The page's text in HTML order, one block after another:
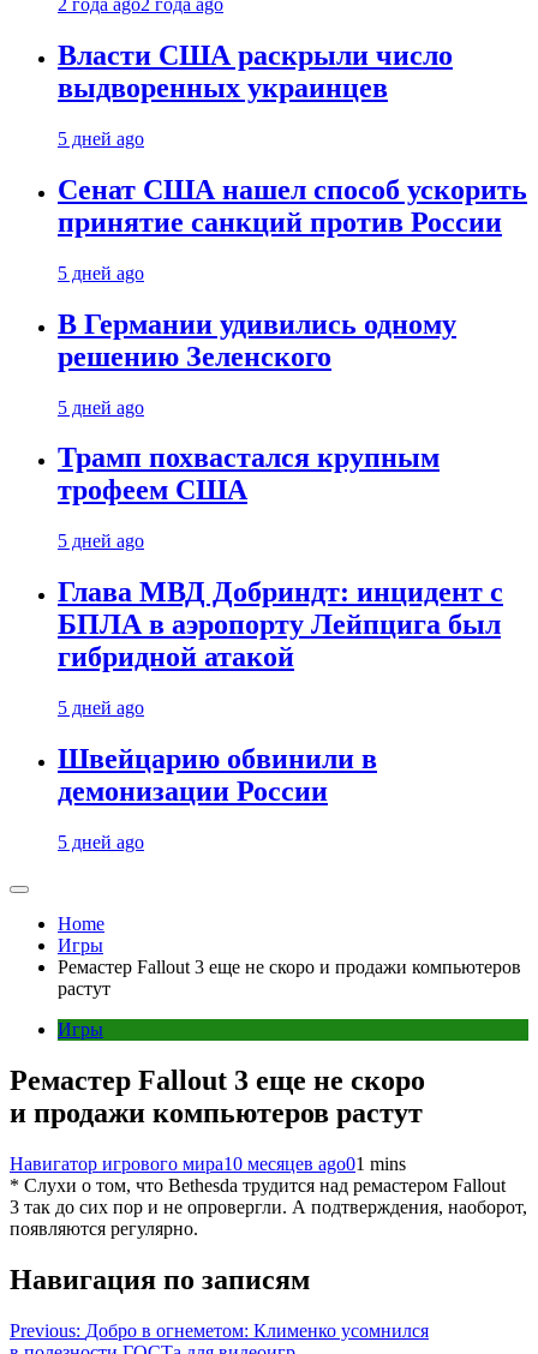
2 года ago2 года ago
Власти США раскрыли число
выдворенных украинцев
5 дней ago
Сенат США нашел способ ускорить
принятие санкций против России
5 дней ago
В Германии удивились одному
решению Зеленского
5 дней ago
Трамп похвастался крупным
трофеем США
5 дней ago
Глава МВД Добриндт: инцидент с
БПЛА в аэропорту Лейпцига был
гибридной атакой
5 дней ago
Швейцарию обвинили в
демонизации России
5 дней ago
Home
Игры
Ремастер Fallout 3 еще не скоро и продажи компьютеров
растут
Игры
Ремастер Fallout 3 еще не скоро
и продажи компьютеров растут
Навигатор игрового мира10 месяцев ago01 mins
* Слухи о том, что Bethesda трудится над ремастером Fallout
3 так до сих пор и не опровергли. А подтверждения, наоборот,
появляются регулярно.
Навигация по записям
Previous: Добро в огнеметом: Клименко усомнился